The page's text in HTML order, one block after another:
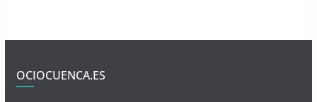
OCIOCUENCA.ES